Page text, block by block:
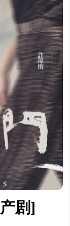
剧]